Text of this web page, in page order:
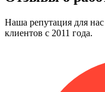
Наша репутация для
клиентов с 2011 года.